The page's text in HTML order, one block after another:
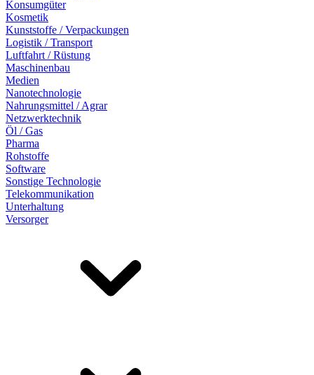
Konsumgüter
Kosmetik
Kunststoffe / Verpackungen
Logistik / Transport
Luftfahrt / Rüstung
Maschinenbau
Medien
Nanotechnologie
Nahrungsmittel / Agrar
Netzwerktechnik
Öl / Gas
Pharma
Rohstoffe
Software
Sonstige Technologie
Telekommunikation
Unterhaltung
Versorger